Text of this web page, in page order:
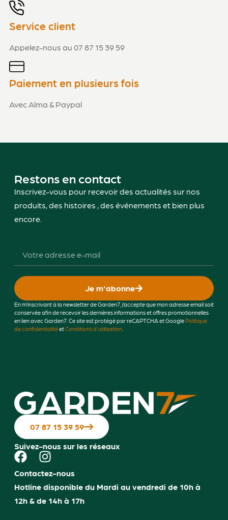
Service client
Appelez-nous au 07 87 15 39 59
Paiement en plusieurs fois
Avec Alma & Paypal
Restons en contact
Inscrivez-vous pour recevoir des actualités sur nos
produits, des histoires , des événements et bien plus
encore.
Je m'abonne
En m’inscrivant à la newsletter de Garden7, j’accepte que mon adresse email soit
conservée afin de recevoir les dernières informations et offres promotionnelles
en lien avec Garden7. Ce site est protégé par reCAPTCHA et GooglePolitique
de confidentialitéetConditions d'utilisation.
07 87 15 39 59
Suivez-nous sur les réseaux
Contactez-nous
Hotline disponible du Mardi au vendredi de 10h à
12h & de 14h à 17h